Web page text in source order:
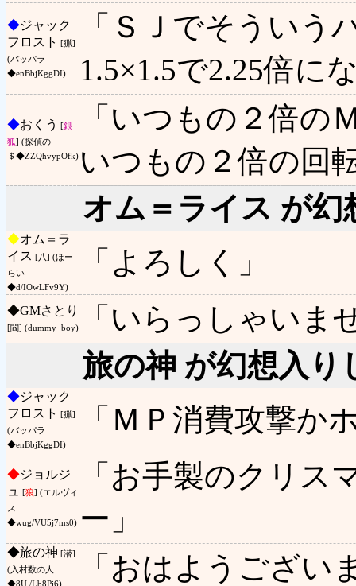
◆ジャック
フロスト
[猟]
(バッパラ
◆enBbjKggDI)
「ＳＪでそういう
1.5×1.5で2.25倍に
◆おくう [銀
狐] (探偵の
＄◆ZZQhvypOfk)
「いつもの２倍の
いつもの２倍の回
オム＝ライス が幻
◆オム＝ラ
イス [八] (ほー
らい
◆d/IOwLFv9Y)
「よろしく」
◆GMさとり
[閻] (dummy_boy)
「いらっしゃいま
旅の神 が幻想入り
◆ジャック
フロスト
[猟]
(バッパラ
◆enBbjKggDI)
「ＭＰ消費攻撃か
◆ジョルジ
ュ
[狼] (エルヴィ
ス
◆wug/VU5j7ms0)
「お手製のクリ
ー」
◆旅の神 [潜]
(入村数の人
◆8U./Lb8Pi6)
「おはようござい